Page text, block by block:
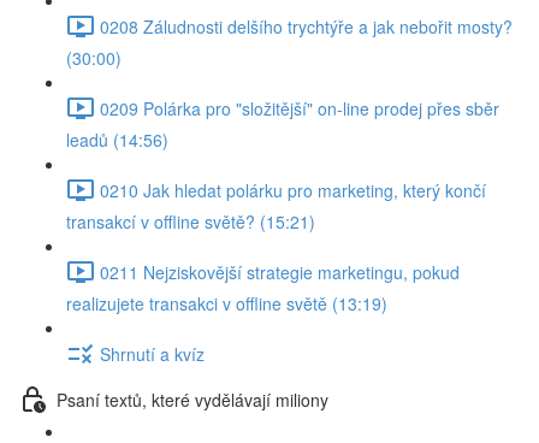
0208 Záludnosti delšího trychtýře a jak nebořit mosty?
(30:00)
0209 Polárka pro "složitější" on-line prodej přes sběr
leadů (14:56)
0210 Jak hledat polárku pro marketing, který končí
transakcí v offline světě? (15:21)
0211 Nejziskovější strategie marketingu, pokud
realizujete transakci v offline světě (13:19)
Shrnutí a kvíz
Psaní textů, které vydělávají miliony